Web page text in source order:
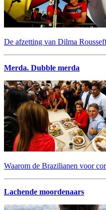
De afzetting van Dilma
Merda. Dubble merda
Waarom de Brazilianen voor
Lachende moordenaars